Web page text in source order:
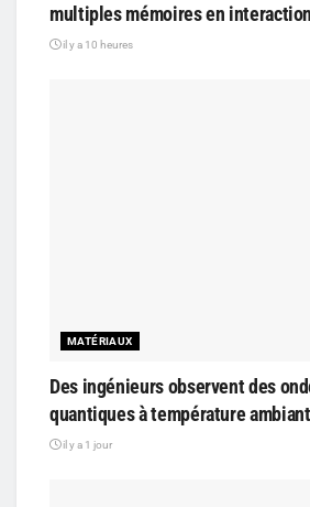
multiples mémoires en interaction
il y a 10 heures
MATÉRIAUX
Des ingénieurs observent des
quantiques à température
il y a 1 jour